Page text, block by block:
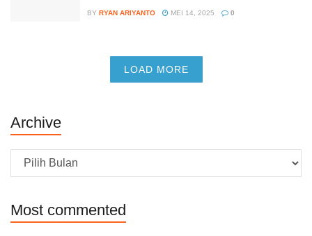
BY RYAN ARIYANTO MEI 14, 2025 0
LOAD MORE
Archive
Archive
Most commented